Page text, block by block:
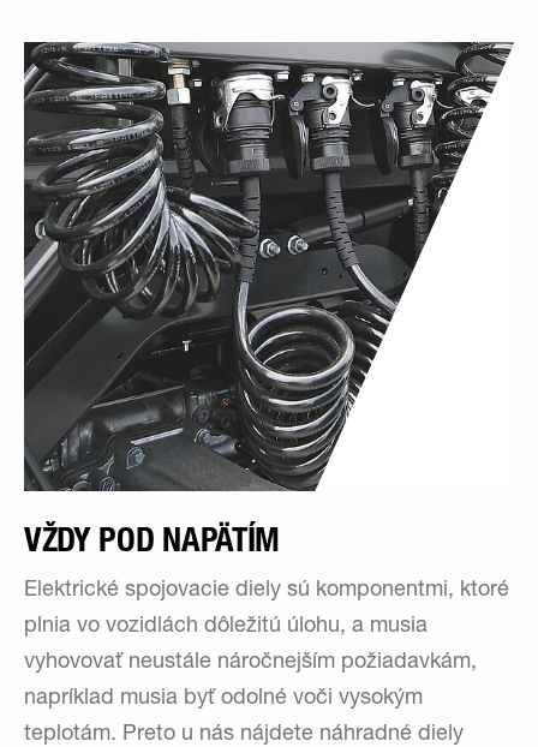
VŽDY POD NAPÄTÍM
Elektrické spojovacie diely sú komponentmi, ktoré
plnia vo vozidlách dôležitú úlohu, a musia
vyhovovať neustále náročnejším požiadavkám,
napríklad musia byť odolné voči vysokým
teplotám. Preto u nás nájdete náhradné diely